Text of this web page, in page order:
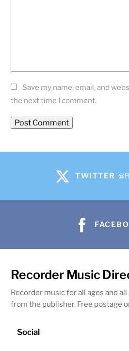
Save my name, email, and
the next time I comment.
TWITTER
Recorder Music
Recorder music for all ages and
from the publisher. Free postage
Social